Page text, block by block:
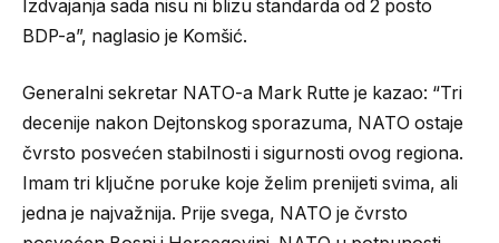
Izdvajanja sada nisu ni blizu standarda od 2 posto
BDP-a”, naglasio je Komšić.
Generalni sekretar NATO-a Mark Rutte je kazao: “Tri
decenije nakon Dejtonskog sporazuma, NATO ostaje
čvrsto posvećen stabilnosti i sigurnosti ovog regiona.
Imam tri ključne poruke koje želim prenijeti svima, ali
jedna je najvažnija. Prije svega, NATO je čvrsto